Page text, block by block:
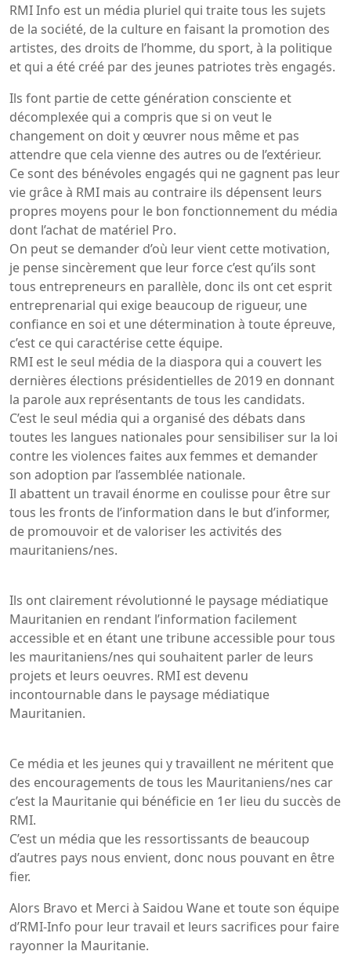
RMI Info est un média pluriel qui traite tous les sujets
de la société, de la culture en faisant la promotion des
artistes, des droits de l’homme, du sport, à la politique
et qui a été créé par des jeunes patriotes très engagés.
Ils font partie de cette génération consciente et
décomplexée qui a compris que si on veut le
changement on doit y œuvrer nous même et pas
attendre que cela vienne des autres ou de l’extérieur.
Ce sont des bénévoles engagés qui ne gagnent pas leur
vie grâce à RMI mais au contraire ils dépensent leurs
propres moyens pour le bon fonctionnement du média
dont l’achat de matériel Pro.
On peut se demander d’où leur vient cette motivation,
je pense sincèrement que leur force c’est qu’ils sont
tous entrepreneurs en parallèle, donc ils ont cet esprit
entreprenarial qui exige beaucoup de rigueur, une
confiance en soi et une détermination à toute épreuve,
c’est ce qui caractérise cette équipe.
RMI est le seul média de la diaspora qui a couvert les
dernières élections présidentielles de 2019 en donnant
la parole aux représentants de tous les candidats.
C’est le seul média qui a organisé des débats dans
toutes les langues nationales pour sensibiliser sur la loi
contre les violences faites aux femmes et demander
son adoption par l’assemblée nationale.
Il abattent un travail énorme en coulisse pour être sur
tous les fronts de l’information dans le but d’informer,
de promouvoir et de valoriser les activités des
mauritaniens/nes.
Ils ont clairement révolutionné le paysage médiatique
Mauritanien en rendant l’information facilement
accessible et en étant une tribune accessible pour tous
les mauritaniens/nes qui souhaitent parler de leurs
projets et leurs oeuvres. RMI est devenu
incontournable dans le paysage médiatique
Mauritanien.
Ce média et les jeunes qui y travaillent ne méritent que
des encouragements de tous les Mauritaniens/nes car
c’est la Mauritanie qui bénéficie en 1er lieu du succès de
RMI.
C’est un média que les ressortissants de beaucoup
d’autres pays nous envient, donc nous pouvant en être
fier.
Alors Bravo et Merci à Saidou Wane et toute son équipe
d’RMI-Info pour leur travail et leurs sacrifices pour faire
rayonner la Mauritanie.